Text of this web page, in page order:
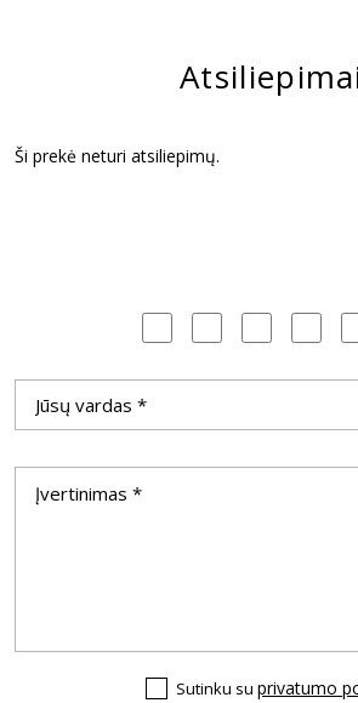
Ši prekė neturi atsiliepimų.
Sutinku su privatumo